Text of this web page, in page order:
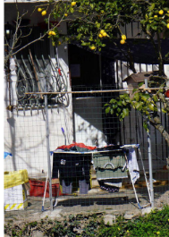
PODCAST
NEWSLETTER
I MIEI PREFERITI